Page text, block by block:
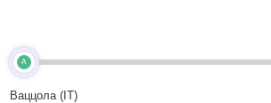
A
Ваццола (IT)